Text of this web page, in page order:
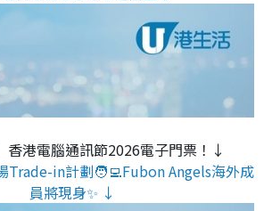
香港電腦通訊節2026電子門票！↓
Trade-in計劃🧑‍💻Fubon Angels海外成
員將現身✨ ↓